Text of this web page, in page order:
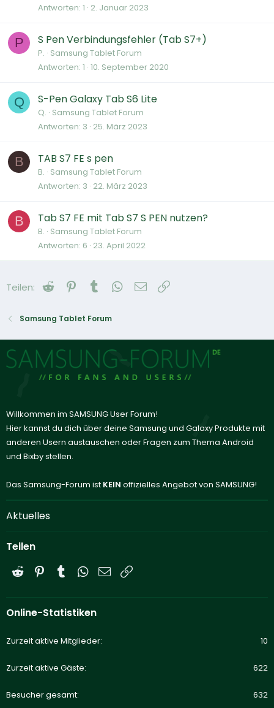
Antworten 1 2. Januar 2023
P S Pen Verbindungsfehler (Tab S7+)
P. Samsung Tablet Forum
Antworten 1 10. September 2020
Q S-Pen Galaxy Tab S6 Lite
Q. Samsung Tablet Forum
Antworten 3 25. März 2023
B TAB S7 FE s pen
B. Samsung Tablet Forum
Antworten 3 22. März 2023
B Tab S7 FE mit Tab S7 S PEN nutzen?
B. Samsung Tablet Forum
Antworten 6 23. April 2022
Teilen: Reddit Pinterest
Tumblr WhatsApp
E-Mail
Samsung Tablet Forum
Willkommen im SAMSUNG User Forum!
Hier kannst du dich über deine Samsung und Galaxy Produkte mit
anderen Usern austauschen oder Fragen zum Thema Android
und Bixby stellen.
Das Samsung-Forum ist KEIN offizielles Angebot von SAMSUNG!
Aktuelles
Teilen
Reddit PinterestTumblrWhatsApp
E-Mail
Online-Statistiken
Zurzeit aktive Mitglieder 10
Zurzeit aktive Gäste 622
Besucher gesamt 632